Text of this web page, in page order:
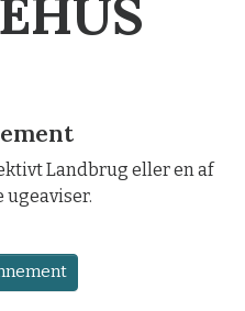
Landbrug eller en af
ugeaviser.